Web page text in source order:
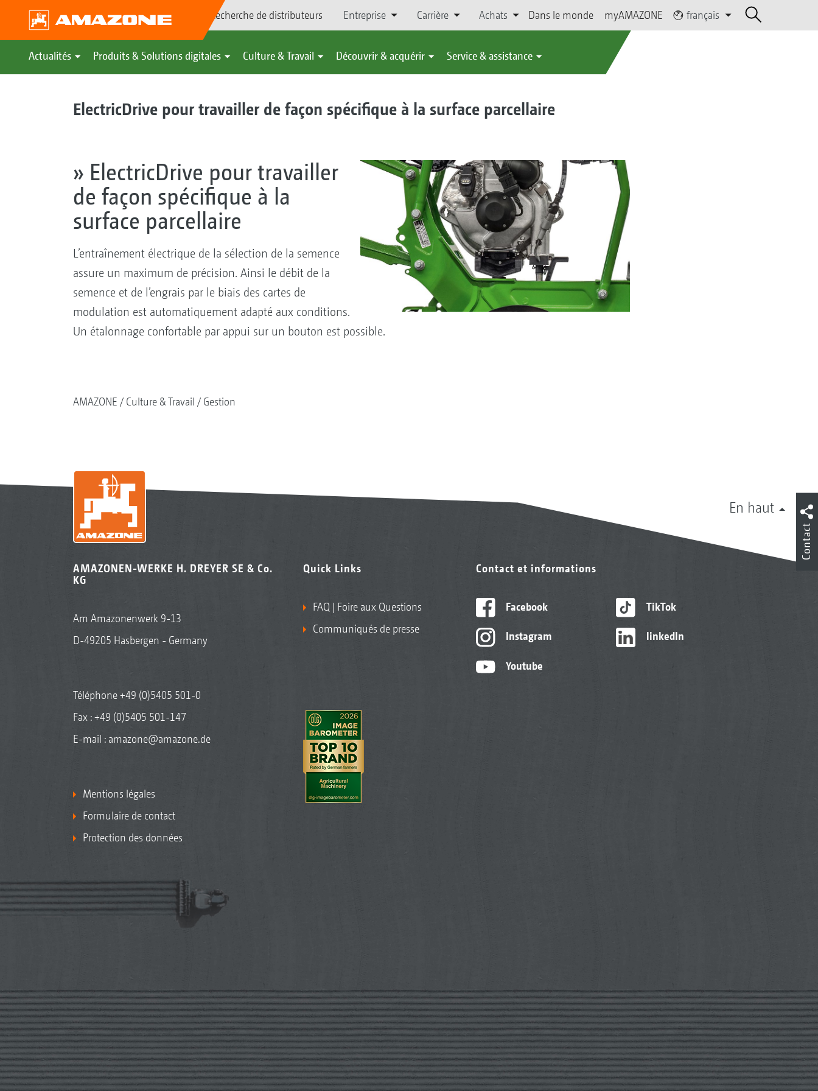
Recherche de distributeurs Entreprise Carrière Achats Dans le monde myAMAZONE français
Actualités Produits & Solutions digitales Culture & Travail Découvrir & acquérir Service & assistance
ElectricDrive pour travailler de façon spécifique à la surface parcellaire
» ElectricDrive pour travailler
de façon spécifique à la
surface parcellaire
L’entraînement électrique de la sélection de la semence
assure un maximum de précision. Ainsi le débit de la
semence et de l’engrais par le biais des cartes de
modulation est automatiquement adapté aux conditions.
Un étalonnage confortable par appui sur un bouton est possible.
AMAZONE Culture & Travail Gestion
En haut
AMAZONEN-WERKE H. DREYER SE & Co.
KG
Am Amazonenwerk 9-13
D-49205 Hasbergen - Germany
Téléphone+49 (0)5405 501-0
Fax : +49 (0)5405 501-147
E-mail : amazone@amazone.de
Mentions légales
Formulaire de contact
Protection des données
Quick Links
FAQ | Foire aux Questions
Communiqués de presse
Contact et informations
Facebook
Instagram
Youtube
TikTok
linkedIn
Contact